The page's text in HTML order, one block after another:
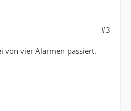
#3
von vier Alarmen passiert.